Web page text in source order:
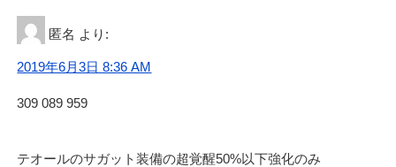
匿名 より:
2019年6月3日 8:36 AM
309 089 959
テオールのサガット装備の超覚醒50%以下強化のみ